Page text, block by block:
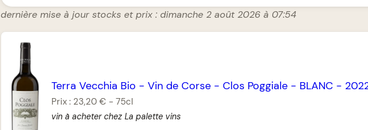
dernière mise à jour stocks et prix : dimanche 2 août 2026 à 07:54
Terra Vecchia Bio - Vin de Corse- Clos Poggiale- BLANC -
Prix : 23,20 € - 75cl
vin à acheter chez La palette vins